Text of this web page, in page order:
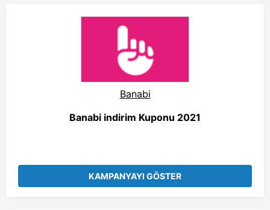
Banabi
Banabi indirim Kuponu 2021
KAMPANYAYI GÖSTER